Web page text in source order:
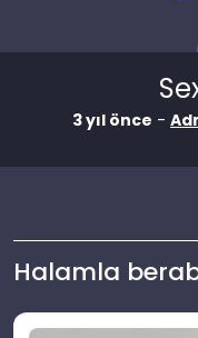
3 yıl önce -
Halamla